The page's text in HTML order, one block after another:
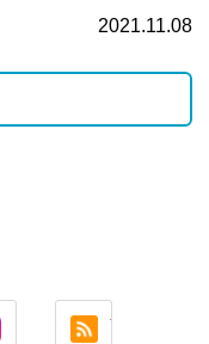
2021.11.08
instagram